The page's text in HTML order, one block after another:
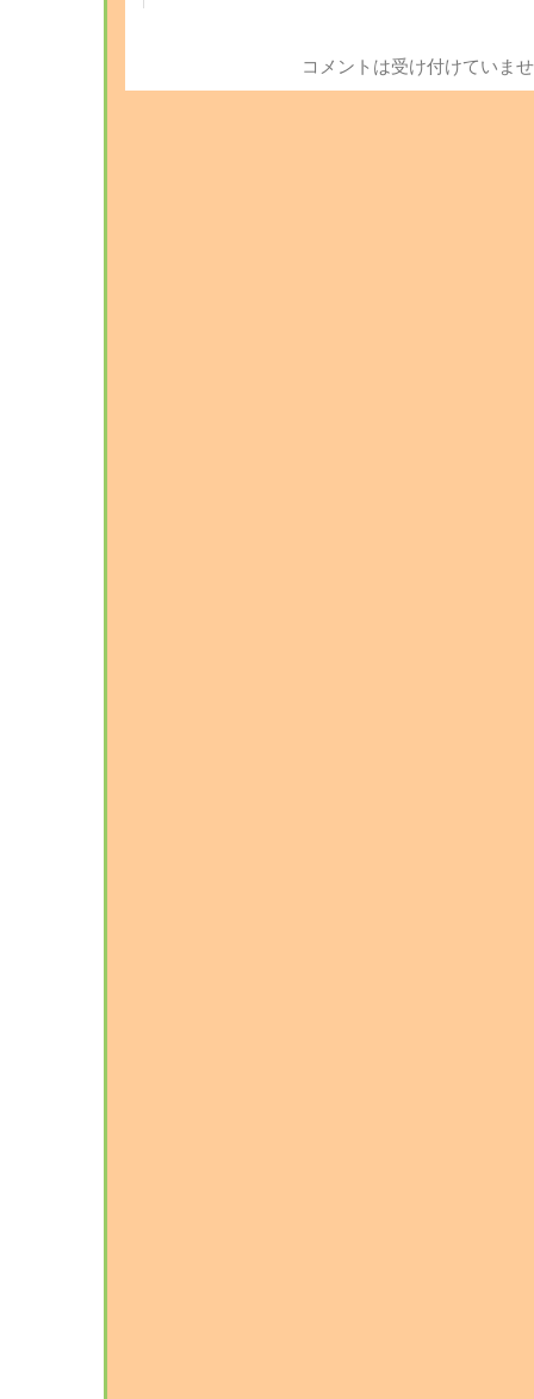
コメントは受け付けていま